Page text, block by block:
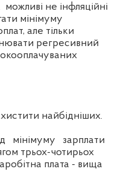
не інфляційні
мінімуму
але тільки
регресивний
найбідніших.
мінімуму зарплати
трьох-чотирьох
плата - вища